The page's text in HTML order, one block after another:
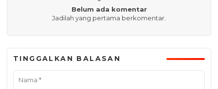
Belum ada komentar
Jadilah yang pertama berkomentar.
TINGGALKAN BALASAN